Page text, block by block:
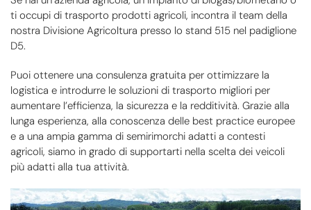
ti occupi di trasporto prodotti agricoli, incontra il team della
nostra Divisione Agricoltura presso lo stand 515 nel padiglione
D5.
Puoi ottenere una consulenza gratuita per ottimizzare la
logistica e introdurre le soluzioni di trasporto migliori per
aumentare l’efficienza, la sicurezza e la redditività. Grazie alla
lunga esperienza, alla conoscenza delle best practice europee
e a una ampia gamma di semirimorchi adatti a contesti
agricoli, siamo in grado di supportarti nella scelta dei veicoli
più adatti alla tua attività.